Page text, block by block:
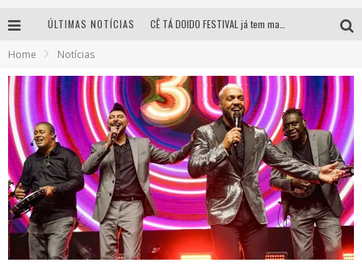
ÚLTIMAS NOTÍCIAS
Festival Sensacional! leva arte para além dos palcos em parcerias com Inhotim e Festa da Luz, dias 8 e 9 de agosto
Home Notícias